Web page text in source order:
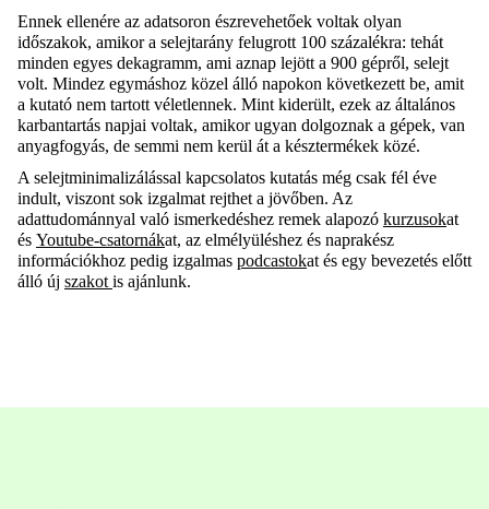
Ennek ellenére az adatsoron észrevehetőek voltak olyan
időszakok, amikor a selejtarány felugrott 100 százalékra: tehát
minden egyes dekagramm, ami aznap lejött a 900 gépről, selejt
volt. Mindez egymáshoz közel álló napokon következett be, amit
a kutató nem tartott véletlennek. Mint kiderült, ezek az általános
karbantartás napjai voltak, amikor ugyan dolgoznak a gépek, van
anyagfogyás, de semmi nem kerül át a késztermékek közé.
A selejtminimalizálással kapcsolatos kutatás még csak fél éve
indult, viszont sok izgalmat rejthet a jövőben. Az
adattudománnyal való ismerkedéshez remek alapozó kurzusokat
és Youtube-csatornákat, az elmélyüléshez és naprakész
információkhoz pedig izgalmas podcastokat és egy bevezetés előtt
álló új szakot is ajánlunk.